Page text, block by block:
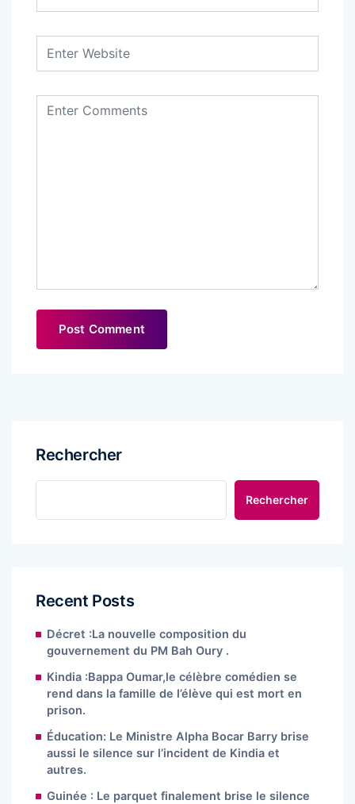
Rechercher
Rechercher
Recent Posts
Décret :La nouvelle composition du
gouvernement du PM Bah Oury .
Kindia :Bappa Oumar,le célèbre comédien se
rend dans la famille de l’élève qui est mort en
prison.
Éducation: Le Ministre Alpha Bocar Barry brise
aussi le silence sur l’incident de Kindia et
autres.
Guinée : Le parquet finalement brise le silence